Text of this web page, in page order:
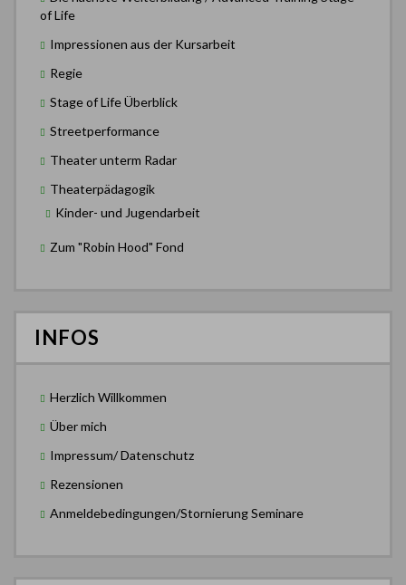
of Life
Impressionen aus der Kursarbeit
Regie
Stage of Life Überblick
Streetperformance
Theater unterm Radar
Theaterpädagogik
Kinder- und Jugendarbeit
Zum "Robin Hood" Fond
INFOS
Herzlich Willkommen
Über mich
Impressum/ Datenschutz
Rezensionen
Anmeldebedingungen/Stornierung Seminare